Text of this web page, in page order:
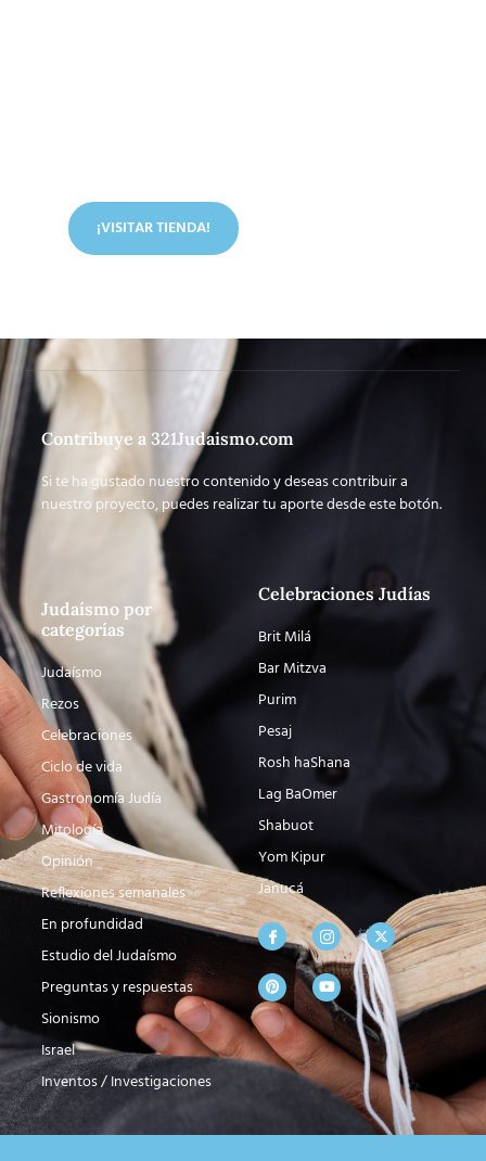
¡VISITAR TIENDA!
Contribuye a 321Judaismo.com
Si te ha gustado nuestro contenido y deseas contribuir a
nuestro proyecto, puedes realizar tu aporte desde este botón.
Judaísmo por
categorías
Judaísmo
Rezos
Celebraciones
Ciclo de vida
Gastronomía Judía
Mitología
Opinión
Reflexiones semanales
En profundidad
Estudio del Judaísmo
Preguntas y respuestas
Sionismo
Israel
Inventos / Investigaciones
Celebraciones Judías
Brit Milá
Bar Mitzva
Purim
Pesaj
Rosh haShana
Lag BaOmer
Shabuot
Yom Kipur
Janucá